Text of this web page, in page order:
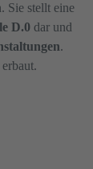
Sie stellt eine
D.0 dar und
.